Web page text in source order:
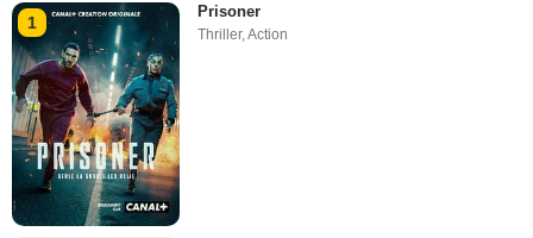
1
Prisoner
Thriller,Action